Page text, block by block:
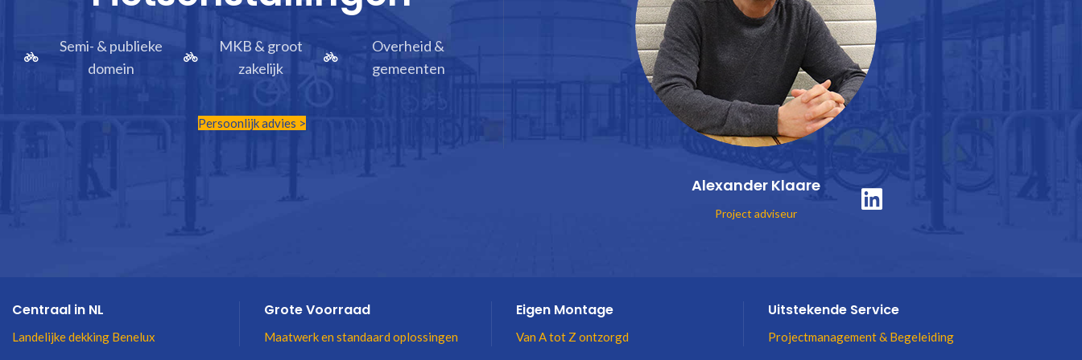
Semi- & publieke
domein
MKB & groot
zakelijk
Overheid &
gemeenten
Persoonlijk advies >
Alexander Klaare
Project adviseur
Centraal in NL
Landelijke dekking Benelux
Grote Voorraad
Maatwerk en standaard oplossingen
Eigen Montage
Van A tot Z ontzorgd
Uitstekende Service
Projectmanagement & Begeleiding